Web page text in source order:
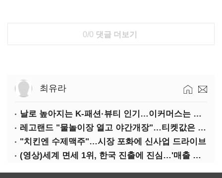
0/0 댓글 더보기
최유라
날로 높아지는 K-패션·뷰티 인기…이커머스는 역직구 키운다
레고랜드 "물놀이장 열고 야간개장"…티켓값은 동결
"치킨엔 수제맥주"…시장 포화에 신사업 드라이브
(영상)세계 면세 1위, 한국 진출에 진심…'매출 증빙' 물어봤다